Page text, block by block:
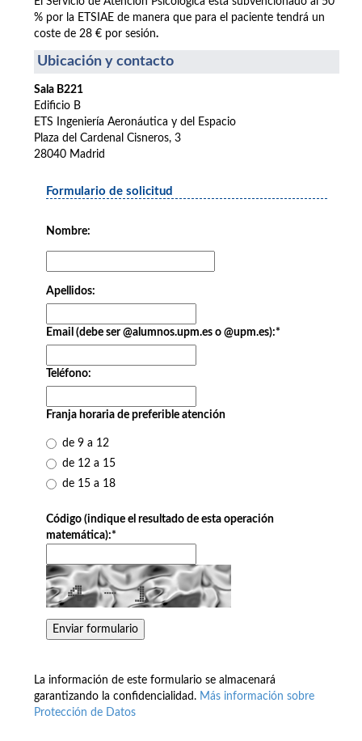
% por la ETSIAE de manera que para el paciente tendrá un
coste de 28 € por sesión.
Ubicación y contacto
Sala B221
Edificio B
ETS Ingeniería Aeronáutica y del Espacio
Plaza del Cardenal Cisneros, 3
28040 Madrid
Formulario de solicitud
Nombre:
Apellidos:
Email (debe ser @alumnos.upm.es o @upm.es):*
Teléfono:
Franja horaria de preferible atención
de 9 a 12
de 12 a 15
de 15 a 18
Código (indique el resultado de esta operación
matemática):*
La información de este formulario se almacenará
garantizando la confidencialidad. Más información sobre
Protección de Datos